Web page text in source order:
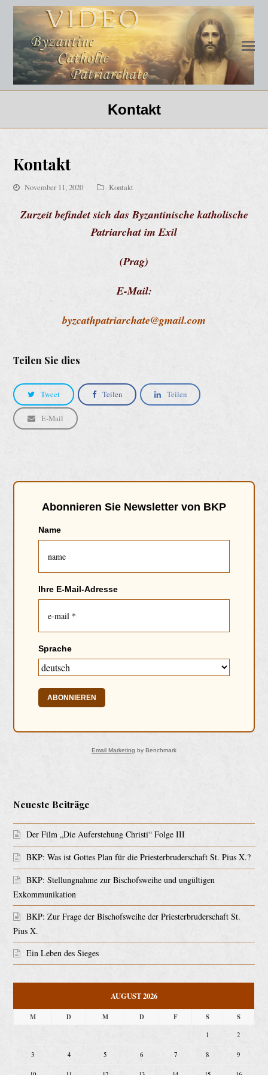
Kontakt
Kontakt
November 11, 2020 Kontakt
Zurzeit befindet sich das Byzantinische katholische
Patriarchat im Exil
(Prag)
E-Mail:
byzcathpatriarchate@gmail.com
Teilen Sie dies
Tweet Teilen Teilen
E-Mail
Abonnieren Sie Newsletter von BKP
Name
Ihre E-Mail-Adresse
Sprache
ABONNIEREN
Email Marketing by Benchmark
Neueste Beiträge
Der Film „Die Auferstehung Christi“ Folge III
BKP: Was ist Gottes Plan für die Priesterbruderschaft St. Pius X.?
BKP: Stellungnahme zur Bischofsweihe und ungültigen
Exkommunikation
BKP: Zur Frage der Bischofsweihe der Priesterbruderschaft St.
Pius X.
Ein Leben des Sieges
AUGUST 2026
M D M D F S S
1 2
3 4 5 6 7 8 9